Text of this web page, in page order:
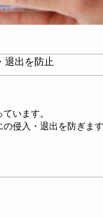
います。
侵入・退出を防ぎま